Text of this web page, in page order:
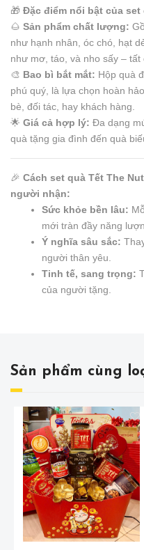
🎁 Đặc điểm nổi bật của set
🌰 Sản phẩm chất lượng:
như hạnh nhân, óc chó, hạt
như mơ, táo, và nho sấy –
🎨 Bao bì bắt mắt: Hộp quà
phú quý, là lựa chọn hoàn
bè, đối tác, hay khách hàng.
🌟 Giá cả hợp lý: Đa dạng
quà tặng gia đình đến quà
🎉 Cách set quà Tết The
người nhận:
Sức khỏe bền lâu:
mới tràn đầy năng
Ý nghĩa sâu sắc:
người thân yêu.
Tinh tế, sang trọng:
của người tặng.
Sản phẩm cùng